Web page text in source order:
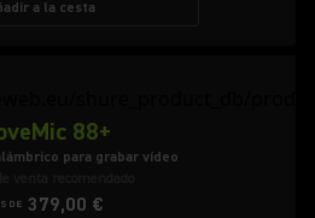
a la cesta
88+
para grabar vídeo
379,00 €